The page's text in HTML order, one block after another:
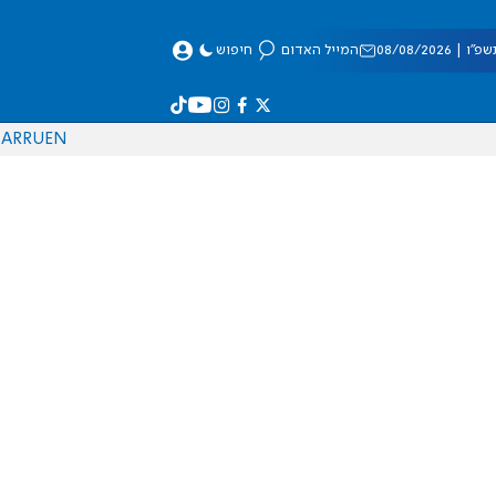
08/2026 המייל האדום חיפוש
EN
RU
AR